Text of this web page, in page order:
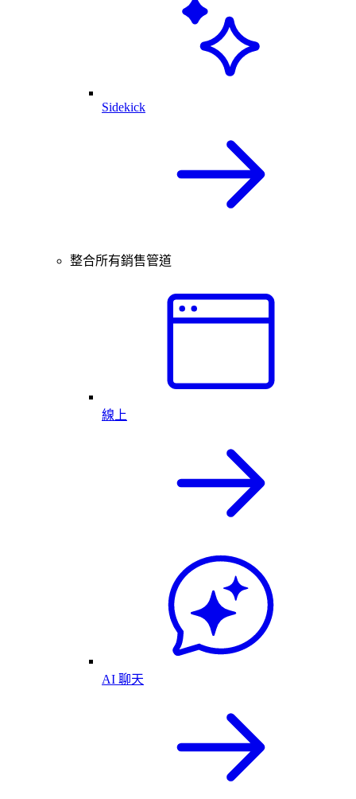
Sidekick
整合所有銷售管道
線上
AI 聊天